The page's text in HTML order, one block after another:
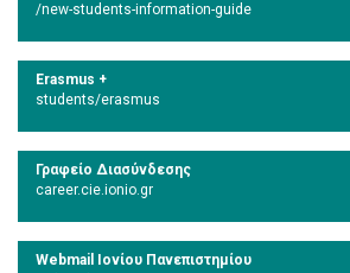
/new-students-information-guide
Erasmus +
students/erasmus
Γραφείο Διασύνδεσης
career.cie.ionio.gr
Webmail Ιονίου Πανεπιστημίου